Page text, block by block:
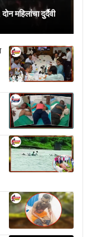
महिलांचा दुर्दैवी